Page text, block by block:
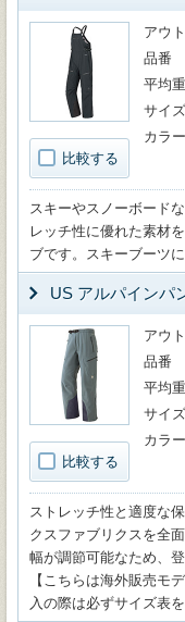
比較する
アウ
品番
平均
サイズ
カラー
スキーやスノーボード
レッチ性に優れた素材
ブです。スキーブーツ
US アルパインパ
比較する
アウ
品番
平均
サイズ
カラー
ストレッチ性と適度な
クスファブリクスを全
幅が調節可能なため、
【こちらは海外販売モ
入の際は必ずサイズ表